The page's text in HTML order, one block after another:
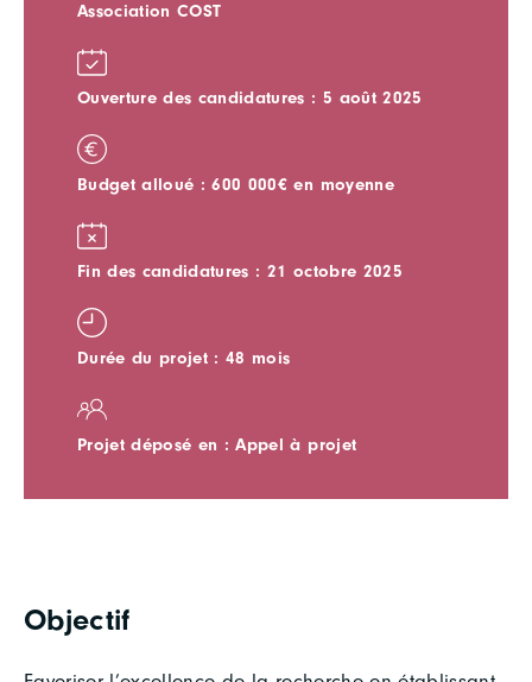
Association COST
Ouverture des candidatures : 5 août 2025
Budget alloué : 600 000€ en moyenne
Fin des candidatures : 21 octobre 2025
Durée du projet : 48 mois
Projet déposé en : Appel à projet
Objectif